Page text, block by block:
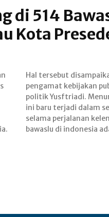
di 514
Kota
bawaslu di indonesia